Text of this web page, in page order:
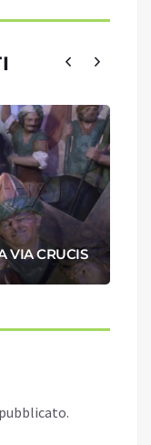
VIA CRUCIS